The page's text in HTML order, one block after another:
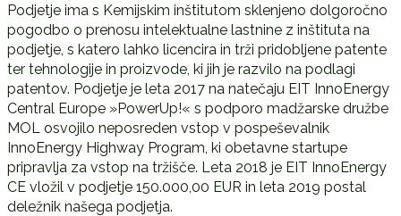
Podjetje ima s Kemijskim inštitutom sklenjeno dolgoročno
pogodbo o prenosu intelektualne lastnine z inštituta na
podjetje, s katero lahko licencira in trži pridobljene patente
ter tehnologije in proizvode, ki jih je razvilo na podlagi
patentov. Podjetje je leta 2017 na natečaju EIT InnoEnergy
Central Europe »PowerUp!« s podporo madžarske družbe
MOL osvojilo neposreden vstop v pospeševalnik
InnoEnergy Highway Program, ki obetavne startupe
pripravlja za vstop na tržišče. Leta 2018 je EIT InnoEnergy
CE vložil v podjetje 150.000,00 EUR in leta 2019 postal
deležnik našega podjetja.